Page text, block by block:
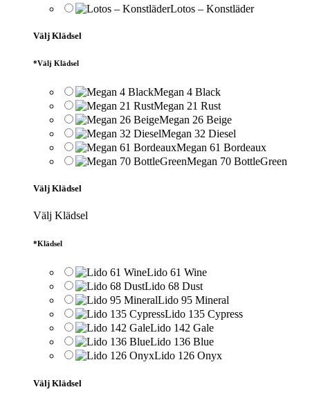
Lotos – Konstläder
Välj Klädsel
*Välj Klädsel
Megan 4 Black
Megan 21 Rust
Megan 26 Beige
Megan 32 Diesel
Megan 61 Bordeaux
Megan 70 BottleGreen
Välj Klädsel
Välj Klädsel
*Klädsel
Lido 61 Wine
Lido 68 Dust
Lido 95 Mineral
Lido 135 Cypress
Lido 142 Gale
Lido 136 Blue
Lido 126 Onyx
Välj Klädsel